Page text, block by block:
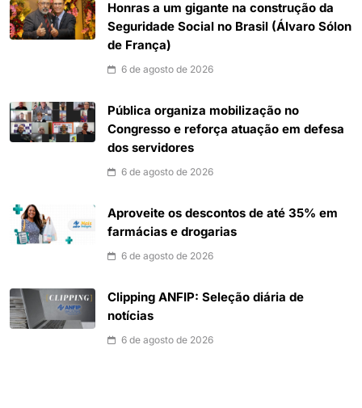
Honras a um gigante na construção da
Seguridade Social no Brasil (Álvaro Sólon
de França)
6 de agosto de 2026
Pública organiza mobilização no
Congresso e reforça atuação em defesa
dos servidores
6 de agosto de 2026
Aproveite os descontos de até 35% em
farmácias e drogarias
6 de agosto de 2026
Clipping ANFIP: Seleção diária de
notícias
6 de agosto de 2026